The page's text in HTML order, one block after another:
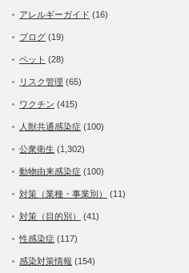
アレルギーガイド (16)
ブログ (19)
ペット (28)
リスク管理 (65)
ワクチン (415)
人獣共通感染症 (100)
公衆衛生 (1,302)
動物由来感染症 (100)
対策（業種・事業別） (11)
対策（目的別） (41)
性感染症 (117)
感染対策情報 (154)